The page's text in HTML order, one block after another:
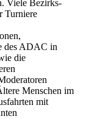
Viele Bezirks-
Turniere
des ADAC in
die
Menschen im
mit